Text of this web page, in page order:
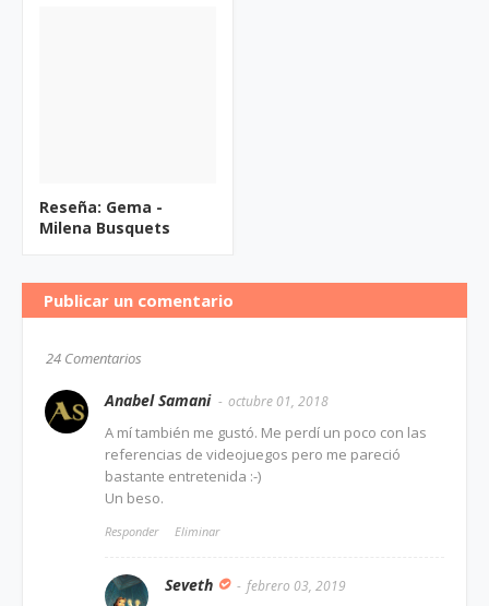
Reseña: Gema -
Milena Busquets
Publicar un comentario
24 Comentarios
Anabel Samani octubre 01, 2018
A mí también me gustó. Me perdí un poco con las
referencias de videojuegos pero me pareció
bastante entretenida :-)
Un beso.
Responder Eliminar
Seveth febrero 03, 2019